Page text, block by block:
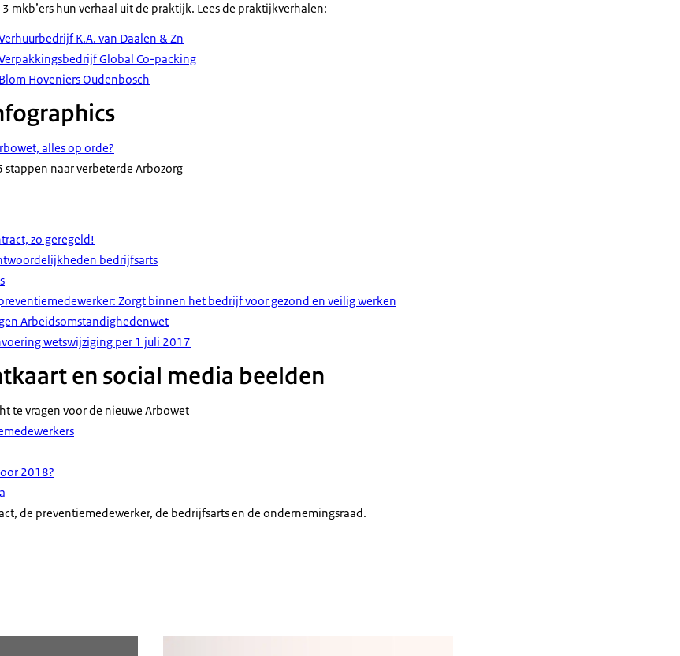
mkb’ers hun verhaal uit de praktijk. Lees de praktijkverhalen:
K.A. van Daalen & Zn
Global Co-packing
Hoveniers Oudenbosch
alles op orde?
naar verbeterde Arbozorg
zo geregeld!
bedrijfsarts
Zorgt binnen het bedrijf voor gezond en veilig werken
Arbeidsomstandighedenwet
wetswijziging per 1 juli 2017
en social media beelden
te vragen voor de nieuwe Arbowet
2018?
de preventiemedewerker, de bedrijfsarts en de ondernemingsraad.